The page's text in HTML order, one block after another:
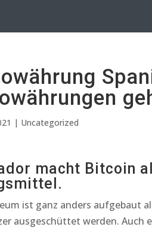
| Uncategorized
macht Bitcoin
ist ganz anders aufgebaut
ausgeschüttet werden. Auch